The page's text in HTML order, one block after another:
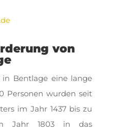
von
Bentlage eine lange
Personen wurden seit
im Jahr 1437 bis zu
Jahr 1803 in das